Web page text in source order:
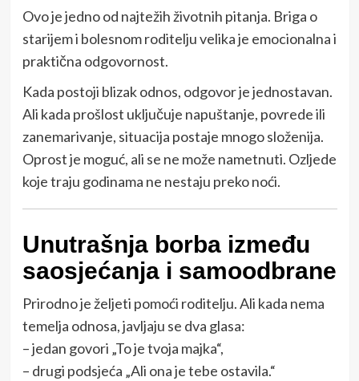
Ovo je jedno od najtežih životnih pitanja. Briga o
starijem i bolesnom roditelju velika je emocionalna i
praktična odgovornost.
Kada postoji blizak odnos, odgovor je jednostavan.
Ali kada prošlost uključuje napuštanje, povrede ili
zanemarivanje, situacija postaje mnogo složenija.
Oprost je moguć, ali se ne može nametnuti. Ozljede
koje traju godinama ne nestaju preko noći.
Unutrašnja borba između
saosjećanja i samoodbrane
Prirodno je željeti pomoći roditelju. Ali kada nema
temelja odnosa, javljaju se dva glasa:
– jedan govori „To je tvoja majka“,
– drugi podsjeća „Ali ona je tebe ostavila.“